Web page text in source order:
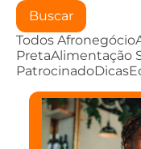
Buscar
Todos Afronegócio
PretaAlimentação
PatrocinadoDicas